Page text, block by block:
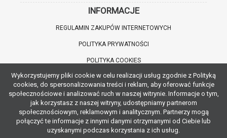
INFORMACJE
REGULAMIN ZAKUPÓW INTERNETOWYCH
POLITYKA PRYWATNOŚCI
POLITYKA COOKIES
WARTO WIEDZIEĆ
INFORMACJE O ZNIŻKACH
JAK DOJECHAĆ
Wykorzystujemy pliki cookie w celu realizacji usług zgodnie z Polityką
cookies, do spersonalizowania treści i reklam, aby oferować funkcje
społecznościowe i analizować ruch w naszej witrynie. Informacje o tym,
jak korzystasz z naszej witryny, udostępniamy partnerom
społecznościowym, reklamowym i analitycznym. Partnerzy mogą
połączyć te informacje z innymi danymi otrzymanymi od Ciebie lub
uzyskanymi podczas korzystania z ich usług.